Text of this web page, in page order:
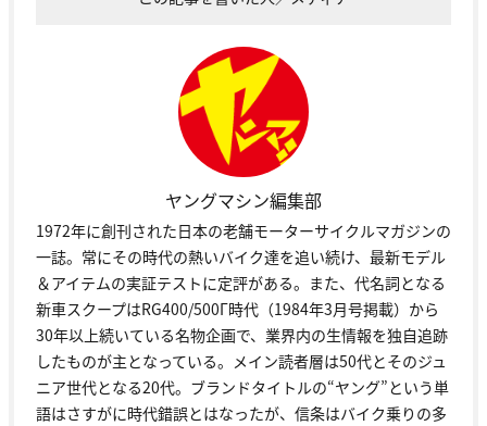
ヤングマシン編集部
1972年に創刊された日本の老舗モーターサイクルマガジンの
一誌。常にその時代の熱いバイク達を追い続け、最新モデル
＆アイテムの実証テストに定評がある。また、代名詞となる
新車スクープはRG400/500Γ時代（1984年3月号掲載）から
30年以上続いている名物企画で、業界内の生情報を独自追跡
したものが主となっている。メイン読者層は50代とそのジュ
ニア世代となる20代。ブランドタイトルの“ヤング”という単
語はさすがに時代錯誤とはなったが、信条はバイク乗りの多